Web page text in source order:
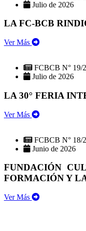
Julio de 2026
LA FC-BCB
Ver Más
FCBCB N° 19/
Julio de 2026
LA 30° FERIA
Ver Más
FCBCB N° 18/
Junio de 2026
FUNDACIÓN
FORMACIÓN Y
Ver Más